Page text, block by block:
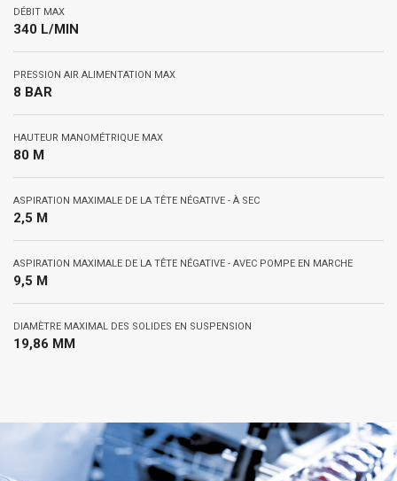
DÉBIT MAX
340 L/MIN
PRESSION AIR ALIMENTATION MAX
8 BAR
HAUTEUR MANOMÉTRIQUE MAX
80 M
ASPIRATION MAXIMALE DE LA TÊTE NÉGATIVE - À SEC
2,5 M
ASPIRATION MAXIMALE DE LA TÊTE NÉGATIVE - AVEC POMPE EN MARCHE
9,5 M
DIAMÈTRE MAXIMAL DES SOLIDES EN SUSPENSION
19,86 MM